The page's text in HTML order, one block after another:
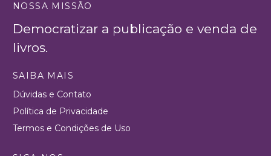
NOSSA MISSÃO
Democratizar a publicação e venda de
livros.
SAIBA MAIS
Dúvidas e Contato
Política de Privacidade
Termos e Condições de Uso